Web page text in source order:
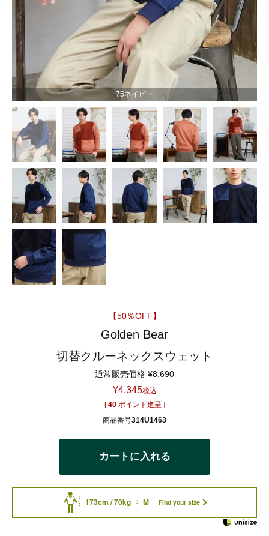
75ネイビー
【50％OFF】
Golden Bear
切替クルーネックスウェット
通常販売価格 ¥8,690
¥4,345税込
[ 40 ポイント進呈 ]
商品番号314U1463
カートに入れる
173cm / 70kg M Find your size